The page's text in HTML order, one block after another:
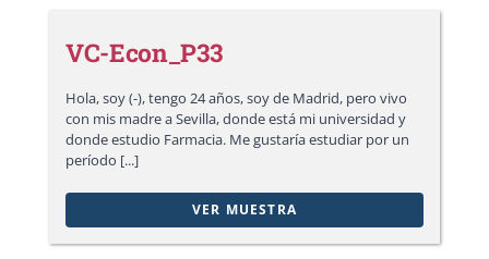
VC-Econ_P33
Hola, soy (-), tengo 24 años, soy de Madrid, pero vivo
con mis madre a Sevilla, donde está mi universidad y
donde estudio Farmacia. Me gustaría estudiar por un
período [...]
VER MUESTRA